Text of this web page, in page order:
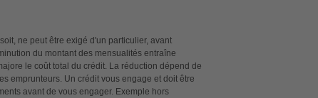
ne peut être exigé d'un particulier, avant
du montant des mensualités entraîne
le coût total du crédit. La réduction dépend de
emprunteurs. Un crédit vous engage et doit être
avant de vous engager. Exemple hors